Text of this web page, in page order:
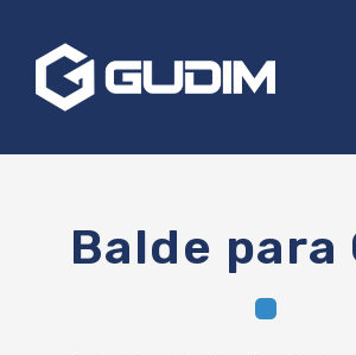
Balde para